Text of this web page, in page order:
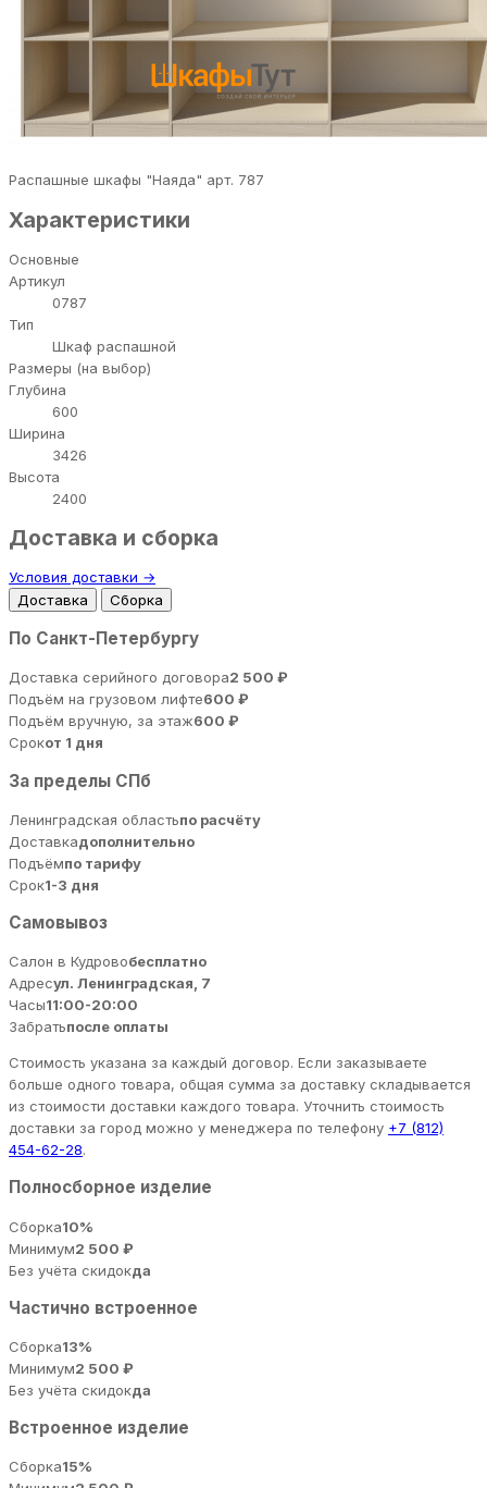
Распашные шкафы "Наяда" арт. 787
Характеристики
Основные
Артикул
0787
Тип
Шкаф распашной
Размеры (на выбор)
Глубина
600
Ширина
3426
Высота
2400
Доставка и сборка
Условия доставки →
Доставка
Сборка
По Санкт-Петербургу
Доставка серийного договора2 500 ₽
Подъём на грузовом лифте600 ₽
Подъём вручную, за этаж600 ₽
Срокот 1 дня
За пределы СПб
Ленинградская областьпо расчёту
Доставкадополнительно
Подъёмпо тарифу
Срок1-3 дня
Самовывоз
Салон в Кудровобесплатно
Адресул. Ленинградская, 7
Часы11:00-20:00
Забратьпосле оплаты
Стоимость указана за каждый договор. Если заказываете
больше одного товара, общая сумма за доставку складывается
из стоимости доставки каждого товара. Уточнить стоимость
доставки за город можно у менеджера по телефону +7 (812)
454-62-28.
Полносборное изделие
Сборка10%
Минимум2 500 ₽
Без учёта скидокда
Частично встроенное
Сборка13%
Минимум2 500 ₽
Без учёта скидокда
Встроенное изделие
Сборка15%